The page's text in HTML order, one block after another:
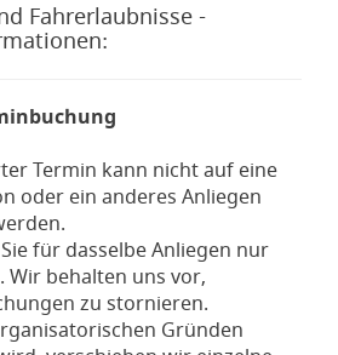
Fahrerlaubnisse -
Termin kann nicht auf eine
oder ein anderes Anliegen
für dasselbe Anliegen nur
Wir behalten uns vor,
zu stornieren.
Gründen